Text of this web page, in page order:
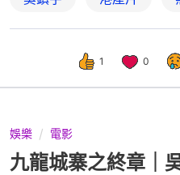
1 0
娛樂 電影
九龍城寨之終章｜